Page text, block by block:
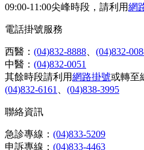
09:00-11:00尖峰時段，請利用網
電話掛號服務
西醫： (04)832-8888
(04)832-
中醫： (04)832-0051
其餘時段請利用網路掛號或轉至
(04)832-6161
(04)838-3995
聯絡資訊
急診專線： (04)833-5209
申訴專線： (04)833-4463